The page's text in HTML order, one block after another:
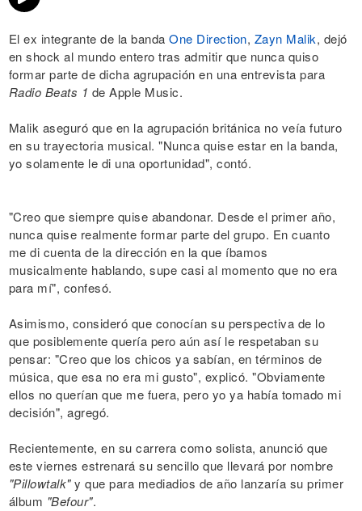
El ex integrante de la banda One Direction, Zayn Malik, dejó
en shock al mundo entero tras admitir que nunca quiso
formar parte de dicha agrupación en una entrevista para
Radio Beats 1 de Apple Music.
Malik aseguró que en la agrupación británica no veía futuro
en su trayectoria musical. "Nunca quise estar en la banda,
yo solamente le di una oportunidad", contó.
"Creo que siempre quise abandonar. Desde el primer año,
nunca quise realmente formar parte del grupo. En cuanto
me di cuenta de la dirección en la que íbamos
musicalmente hablando, supe casi al momento que no era
para mí", confesó.
Asimismo, consideró que conocían su perspectiva de lo
que posiblemente quería pero aún así le respetaban su
pensar: "Creo que los chicos ya sabían, en términos de
música, que esa no era mi gusto", explicó. "Obviamente
ellos no querían que me fuera, pero yo ya había tomado mi
decisión", agregó.
Recientemente, en su carrera como solista, anunció que
este viernes estrenará su sencillo que llevará por nombre
"Pillowtalk"y que para mediadios de año lanzaría su primer
álbum "Befour".